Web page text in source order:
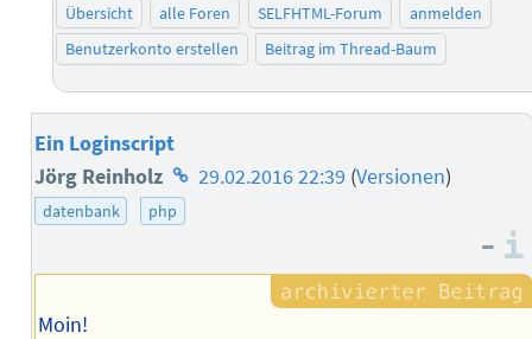
Übersicht alle Foren SELFHTML-Forum
anmelden
Benutzerkonto erstellen
Beitrag im Thread-Baum
Ein Loginscript
Jörg Reinholz Homepage
des
29.02.2016 22:39 (Versionen)
datenbank php
–
Moin!